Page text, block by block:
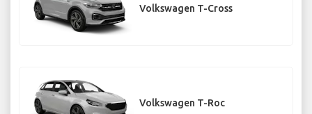
Volkswagen T-Cross
Volkswagen T-Roc